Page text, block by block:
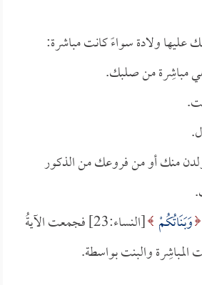
عليها ولادة سواءً كانت مباشرة:
مباشِرة من صلبك.
منك أو من فروعك من الذكور
وَبَنَاتُكُمْ
[النساء:23] فجمعت الآيةُ
المباشِرة والبنت بواسطة.